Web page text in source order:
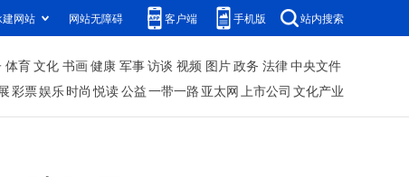
建网站 网站无障碍 客户端 手机版 站内搜索
体育文化 书画健康 军事访谈 视频 图片政务 法律中央文件
彩票娱乐时尚 悦读公益一带一路 亚太网上市公司 文化产业